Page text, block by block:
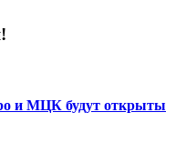
и МЦК будут открыты